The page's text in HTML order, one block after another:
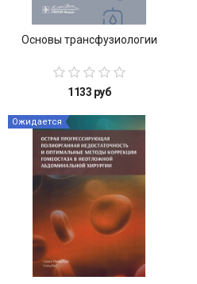
Основы трансфузиологии
1133 руб
Ожидается